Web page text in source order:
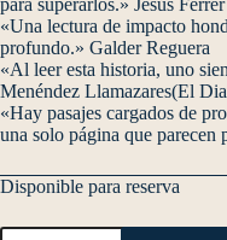
para superarlos.» Jesús
«Una lectura de impacto
profundo.» Galder Reguera
«Al leer esta historia, uno
Menéndez Llamazares(El
«Hay pasajes cargados de
una solo página que parecen
Disponible para reserva